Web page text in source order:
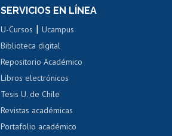
Cursos de español
Denuncias administrativas
SERVICIOS EN LÍNEA
U-Cursos |Ucampus
Biblioteca digital
Repositorio Académico
Libros electrónicos
Tesis U. de Chile
Revistas académicas
Portafolio académico